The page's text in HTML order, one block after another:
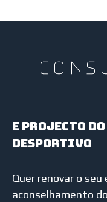
E PROJECTO
DESPORTIVO
Quer renovar o
aconselhamento